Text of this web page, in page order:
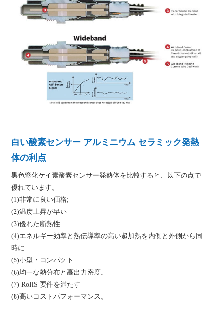
白い酸素センサー アルミニウム セラミック発熱
体の利点
黒色窒化ケイ素酸素センサー発熱体を比較すると、以下の点で
優れています。
(1)非常に良い価格;
(2)温度上昇が早い
(3)優れた断熱性
(4)エネルギー効率と熱伝導率の高い超加熱を内側と外側から同
時に
(5)小型・コンパクト
(6)均一な熱分布と高出力密度。
(7) RoHS 要件を満たす
(8)高いコストパフォーマンス。